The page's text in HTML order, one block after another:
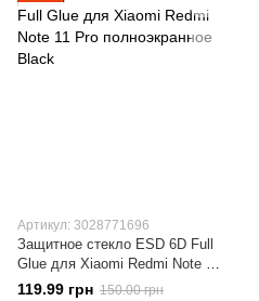
Артикул: 3028771696
Защитное стекло ESD 6D Full
Glue для Xiaomi Redmi Note 11
Pro полноэкранное Black
119.99 грн 150.00 грн